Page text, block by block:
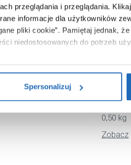
przeglądania i przeglądania.
informacje dla użytkowników
pliki cookie”. Pamiętaj jednak,
niedostosowanych do potrzeb
plików cookie, kliknij „Ustawienia
Spersonalizuj
chrom
14 x 7
0,50 kg
Zobacz